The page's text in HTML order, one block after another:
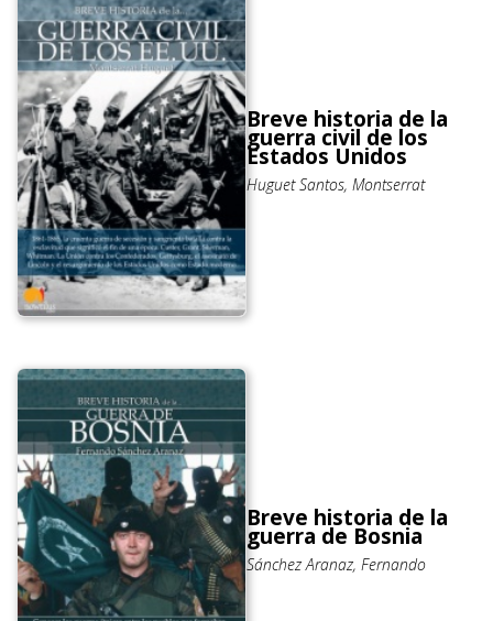
Breve historia de la
guerra civil de los
Estados Unidos
Huguet Santos, Montserrat
Breve historia de la
guerra de Bosnia
Sánchez Aranaz, Fernando